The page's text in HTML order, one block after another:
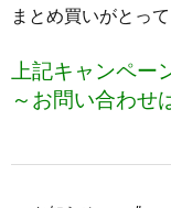
まとめ買いがとっ
上記キャンペー
～お問い合わせ